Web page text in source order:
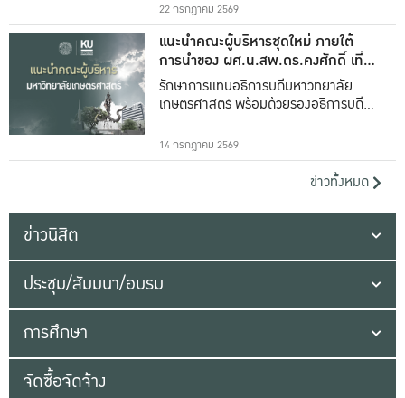
22 กรกฎาคม 2569
แนะนำคณะผู้บริหารชุดใหม่ ภายใต้
การนำของ ผศ.น.สพ.ดร.คงศักดิ์ เที่ยง
ธรรม
รักษาการแทนอธิการบดีมหาวิทยาลัย
เกษตรศาสตร์ พร้อมด้วยรองอธิการบดีทั้ง
14 กรกฎาคม 2569
ข่าวทั้งหมด
ข่าวนิสิต
ประชุม/สัมมนา/อบรม
การศึกษา
จัดซื้อจัดจ้าง